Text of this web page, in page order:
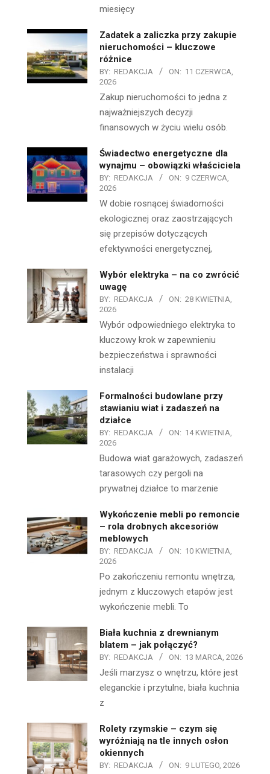
miesięcy
Zadatek a zaliczka przy zakupie
nieruchomości – kluczowe
różnice
BY: REDAKCJA ON: 11 CZERWCA,
2026
Zakup nieruchomości to jedna z
najważniejszych decyzji
finansowych w życiu wielu osób.
Świadectwo energetyczne dla
wynajmu – obowiązki właściciela
BY: REDAKCJA ON: 9 CZERWCA,
2026
W dobie rosnącej świadomości
ekologicznej oraz zaostrzających
się przepisów dotyczących
efektywności energetycznej,
Wybór elektryka – na co zwrócić
uwagę
BY: REDAKCJA ON: 28 KWIETNIA,
2026
Wybór odpowiedniego elektryka to
kluczowy krok w zapewnieniu
bezpieczeństwa i sprawności
instalacji
Formalności budowlane przy
stawianiu wiat i zadaszeń na
działce
BY: REDAKCJA ON: 14 KWIETNIA,
2026
Budowa wiat garażowych, zadaszeń
tarasowych czy pergoli na
prywatnej działce to marzenie
Wykończenie mebli po remoncie
– rola drobnych akcesoriów
meblowych
BY: REDAKCJA ON: 10 KWIETNIA,
2026
Po zakończeniu remontu wnętrza,
jednym z kluczowych etapów jest
wykończenie mebli. To
Biała kuchnia z drewnianym
blatem – jak połączyć?
BY: REDAKCJA ON: 13 MARCA, 2026
Jeśli marzysz o wnętrzu, które jest
eleganckie i przytulne, biała kuchnia
z
Rolety rzymskie – czym się
wyróżniają na tle innych osłon
okiennych
BY: REDAKCJA ON: 9 LUTEGO, 2026